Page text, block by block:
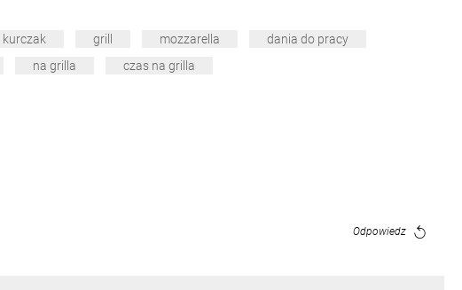
kurczak grill mozzarella
dania do pracy
na grilla czas na grilla
Odpowiedz